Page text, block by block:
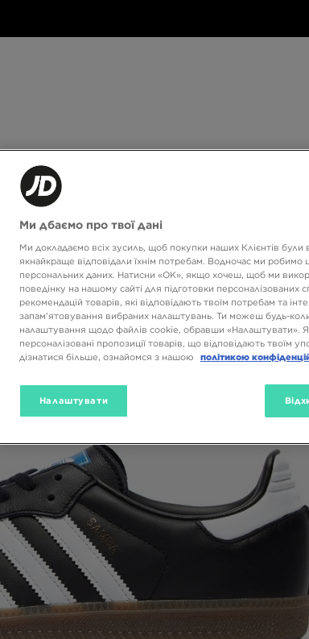
Жіноче Дитяче Аксесуари Only at
Ми дбаємо про твої дані
Ми докладаємо всіх зусиль, щоб покупки наших Клієнтів
якнайкраще відповідали їхнім потребам. Водночас ми
персональних даних. Натисни «OK», якщо хочеш, щоб ми
поведінку на нашому сайті для підготовки персоналізованих
рекомендацій товарів, які відповідають твоїм потребам та
запам’ятовування вибраних налаштувань. Ти можеш будь-
налаштування щодо файлів cookie, обравши «Налаштувати».
персоналізовані пропозиції товарів, що відповідають твоїм
дізнатися більше, ознайомся з нашою
політикою
Налаштувати